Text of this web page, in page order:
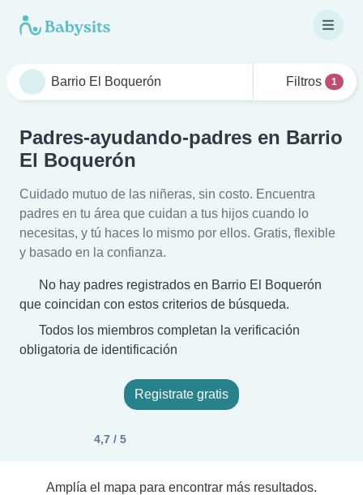
Filtros 1
Padres-ayudando-padres en Barrio
El Boquerón
Cuidado mutuo de las niñeras, sin costo. Encuentra
padres en tu área que cuidan a tus hijos cuando lo
necesitas, y tú haces lo mismo por ellos. Gratis, flexible
y basado en la confianza.
No hay padres registrados en Barrio El Boquerón
que coincidan con estos criterios de búsqueda.
Todos los miembros completan la verificación
obligatoria de identificación
Registrate gratis
4,7 / 5
Amplía el mapa para encontrar más resultados.